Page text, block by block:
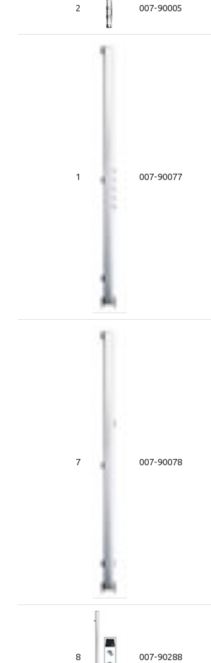
2 007-90005
1 007-90077
7 007-90078
8 007-90288